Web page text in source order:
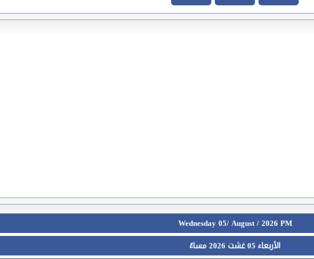
Wednesday 05/ August / 2026 PM
الأربعاء 05 غشت 2026 مساءً